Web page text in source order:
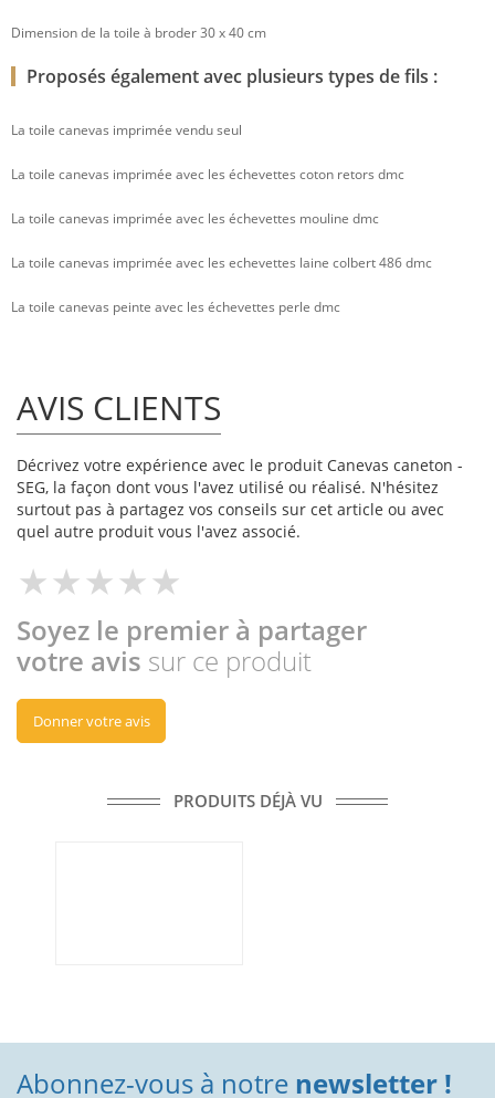
Dimension de la toile à broder 30 x 40 cm
Proposés également avec plusieurs types de fils :
La toile canevas imprimée vendu seul
La toile canevas imprimée avec les échevettes coton retors dmc
La toile canevas imprimée avec les échevettes mouline dmc
La toile canevas imprimée avec les echevettes laine colbert 486 dmc
La toile canevas peinte avec les échevettes perle dmc
AVIS CLIENTS
Décrivez votre expérience avec le produit Canevas caneton -
SEG, la façon dont vous l'avez utilisé ou réalisé. N'hésitez
surtout pas à partagez vos conseils sur cet article ou avec
quel autre produit vous l'avez associé.
Soyez le premier à partager
votre avis sur ce produit
Donner votre avis
PRODUITS DÉJÀ VU
Abonnez-vous à notre newsletter !